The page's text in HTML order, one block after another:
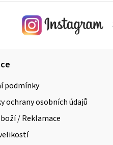
podmínky
ochrany osobních údajů
/ Reklamace